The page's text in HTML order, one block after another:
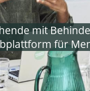
mit
für